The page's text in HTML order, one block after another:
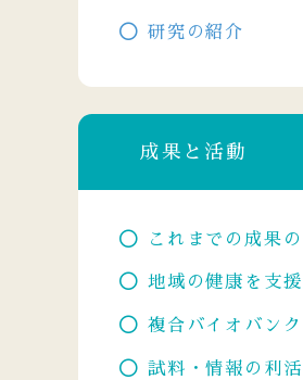
研究の紹介
成果と活動
これまでの成果
地域の健康を支
複合バイオバン
試料・情報の利